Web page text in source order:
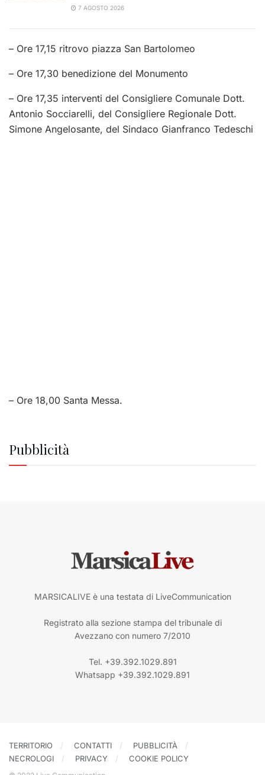
7 AGOSTO 2026
– Ore 17,15 ritrovo piazza San Bartolomeo
– Ore 17,30 benedizione del Monumento
– Ore 17,35 interventi del Consigliere Comunale Dott.
Antonio Socciarelli, del Consigliere Regionale Dott.
Simone Angelosante, del Sindaco Gianfranco Tedeschi
– Ore 18,00 Santa Messa.
Pubblicità
MARSICALIVE è una testata di LiveCommunication
Registrato alla sezione stampa del tribunale di
Avezzano con numero 7/2010
Tel. +39.392.1029.891
Whatsapp +39.392.1029.891
TERRITORIO CONTATTI
PUBBLICITÀ
NECROLOGI
PRIVACY COOKIE POLICY